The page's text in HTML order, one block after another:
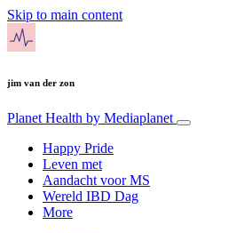
Skip to main content
jim van der zon
Planet Health by Mediaplanet
Happy Pride
Leven met
Aandacht voor MS
Wereld IBD Dag
More